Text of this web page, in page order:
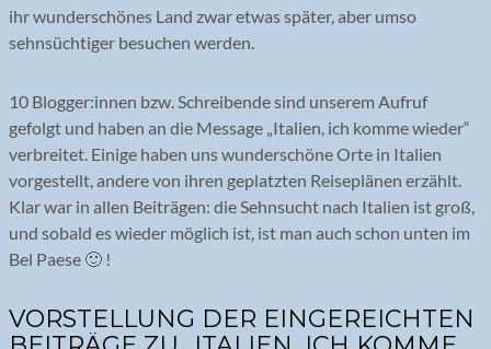
ihr wunderschönes Land zwar etwas später, aber umso
sehnsüchtiger besuchen werden.
10 Blogger:innen bzw. Schreibende sind unserem Aufruf
gefolgt und haben an die Message „Italien, ich komme wieder“
verbreitet. Einige haben uns wunderschöne Orte in Italien
vorgestellt, andere von ihren geplatzten Reiseplänen erzählt.
Klar war in allen Beiträgen: die Sehnsucht nach Italien ist groß,
und sobald es wieder möglich ist, ist man auch schon unten im
Bel Paese 🙂 !
VORSTELLUNG DER EINGEREICHTEN